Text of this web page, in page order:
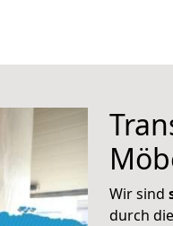
Wir sind
durch